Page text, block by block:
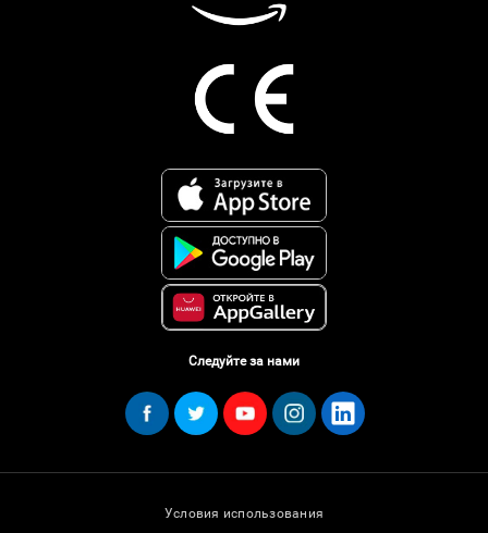
Следуйте за нами
Условия использования